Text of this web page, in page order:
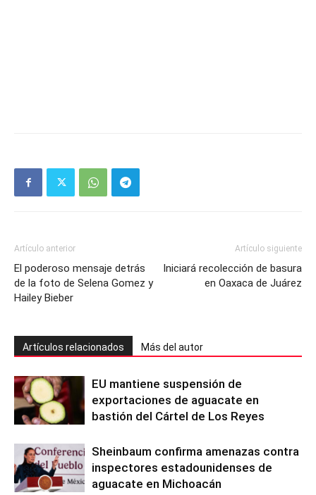
Artículo anterior
El poderoso mensaje detrás
de la foto de Selena Gomez y
Hailey Bieber
Artículo siguiente
Iniciará recolección de basura
en Oaxaca de Juárez
Artículos relacionados Más del autor
EU mantiene suspensión de
exportaciones de aguacate en
bastión del Cártel de Los Reyes
Sheinbaum confirma amenazas contra
inspectores estadounidenses de
aguacate en Michoacán